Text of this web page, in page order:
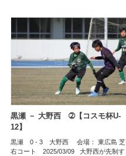
黒瀬 － 大野西 ➁【コスモ杯U-
12】
黒瀬 0 - 3 大野西 会場： 東広島 芝
右コート 2025/03/09 大野西が先制す